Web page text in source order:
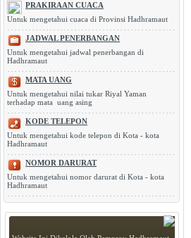
PRAKIRAAN CUACA
Untuk mengetahui cuaca di Provinsi Hadhramaut
JADWAL PENERBANGAN
Untuk mengetahui jadwal penerbangan di
Hadhramaut
MATA UANG
Untuk mengetahui nilai tukar Riyal Yaman
terhadap mata uang asing
KODE TELEPON
Untuk mengetahui kode telepon di Kota - kota
Hadhramaut
NOMOR DARURAT
Untuk mengetahui nomor darurat di Kota - kota
Hadhramaut